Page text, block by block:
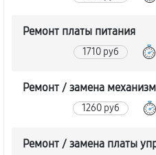
Ремонт платы питания
1710 руб
Ремонт / замена
1260 руб
Ремонт / замена платы